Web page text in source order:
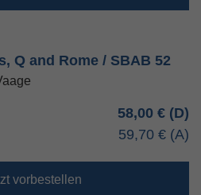
Q and Rome / SBAB 52
58,00 €
59,70 €
vorbestellen